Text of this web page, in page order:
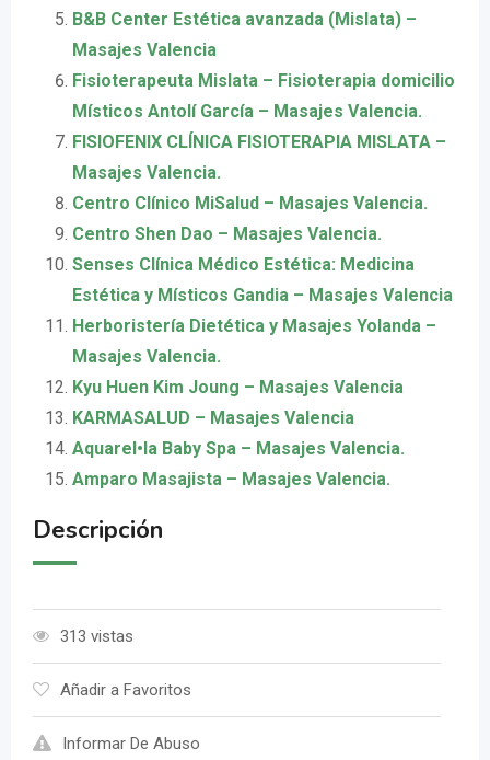
B&B Center Estética avanzada (Mislata) –
Masajes Valencia
Fisioterapeuta Mislata – Fisioterapia domicilio
Místicos Antolí García – Masajes Valencia.
FISIOFENIX CLÍNICA FISIOTERAPIA MISLATA –
Masajes Valencia.
Centro Clínico MiSalud – Masajes Valencia.
Centro Shen Dao – Masajes Valencia.
Senses Clínica Médico Estética: Medicina
Estética y Místicos Gandia – Masajes Valencia
Herboristería Dietética y Masajes Yolanda –
Masajes Valencia.
Kyu Huen Kim Joung – Masajes Valencia
KARMASALUD – Masajes Valencia
Aquarel•la Baby Spa – Masajes Valencia.
Amparo Masajista – Masajes Valencia.
Descripción
313 vistas
Añadir a Favoritos
Informar De Abuso